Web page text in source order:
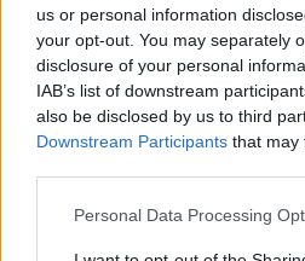
us or personal information
your opt-out. You may separately
disclosure of your personal
IAB’s list of downstream
also be disclosed by us to third
Downstream Participants that may
Personal Data Processing